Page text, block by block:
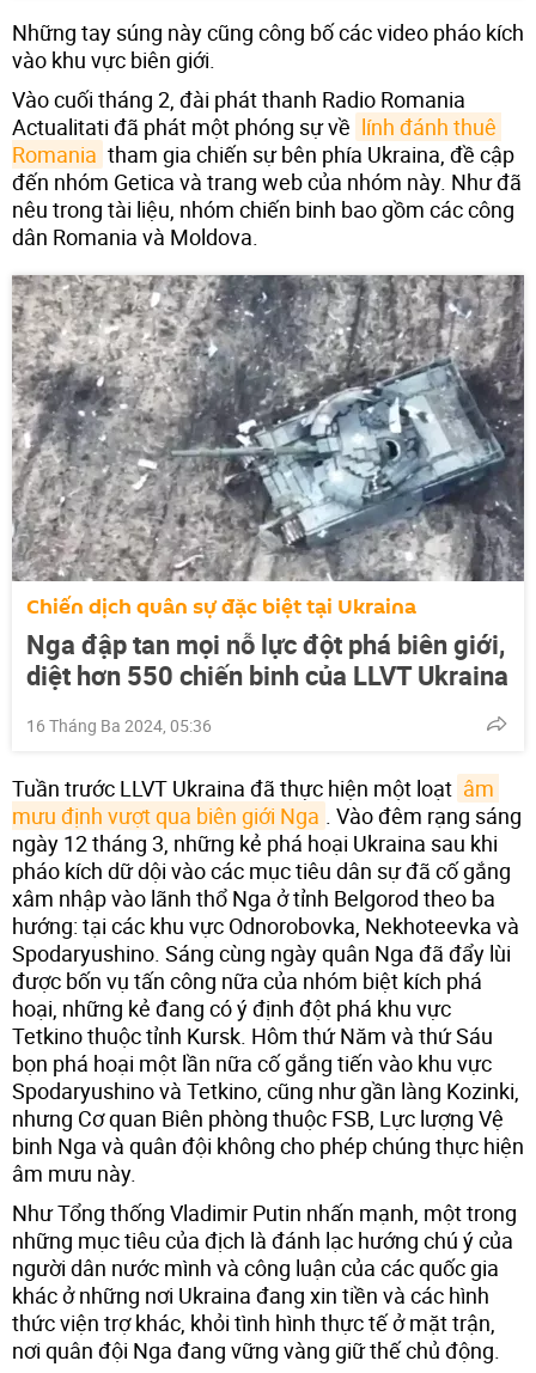
Những tay súng này cũng công bố các video pháo kích
vào khu vực biên giới.
Vào cuối tháng 2, đài phát thanh Radio Romania
Actualitati đã phát một phóng sự về lính đánh thuê
Romania tham gia chiến sự bên phía Ukraina, đề cập
đến nhóm Getica và trang web của nhóm này. Như đã
nêu trong tài liệu, nhóm chiến binh bao gồm các công
dân Romania và Moldova.
Chiến dịch quân sự đặc biệt tại Ukraina
Nga đập tan mọi nỗ lực đột phá biên giới,
diệt hơn 550 chiến binh của LLVT Ukraina
16 Tháng Ba 2024, 05:36
Tuần trước LLVT Ukraina đã thực hiện một loạt âm
mưu định vượt qua biên giới Nga
. Vào đêm rạng sáng
ngày 12 tháng 3, những kẻ phá hoại Ukraina sau khi
pháo kích dữ dội vào các mục tiêu dân sự đã cố gắng
xâm nhập vào lãnh thổ Nga ở tỉnh Belgorod theo ba
hướng: tại các khu vực Odnorobovka, Nekhoteevka và
Spodaryushino. Sáng cùng ngày quân Nga đã đẩy lùi
được bốn vụ tấn công nữa của nhóm biệt kích phá
hoại, những kẻ đang có ý định đột phá khu vực
Tetkino thuộc tỉnh Kursk. Hôm thứ Năm và thứ Sáu
bọn phá hoại một lần nữa cố gắng tiến vào khu vực
Spodaryushino và Tetkino, cũng như gần làng Kozinki,
nhưng Cơ quan Biên phòng thuộc FSB, Lực lượng Vệ
binh Nga và quân đội không cho phép chúng thực hiện
âm mưu này.
Như Tổng thống Vladimir Putin nhấn mạnh, một trong
những mục tiêu của địch là đánh lạc hướng chú ý của
người dân nước mình và công luận của các quốc gia
khác ở những nơi Ukraina đang xin tiền và các hình
thức viện trợ khác, khỏi tình hình thực tế ở mặt trận,
nơi quân đội Nga đang vững vàng giữ thế chủ động.